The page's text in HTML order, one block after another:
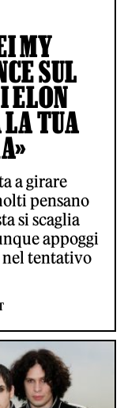
MY
SUL
ELON
TUA
a girare
pensano
si scaglia
appoggi
nel tentativo